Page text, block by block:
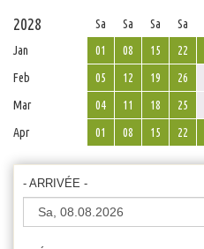
2028 Sa Sa Sa Sa
Jan
01 08 15 22
Feb
05 12 19
26
Mar
04 11 18
25
Apr
01 08 15 22
- ARRIVÉE -